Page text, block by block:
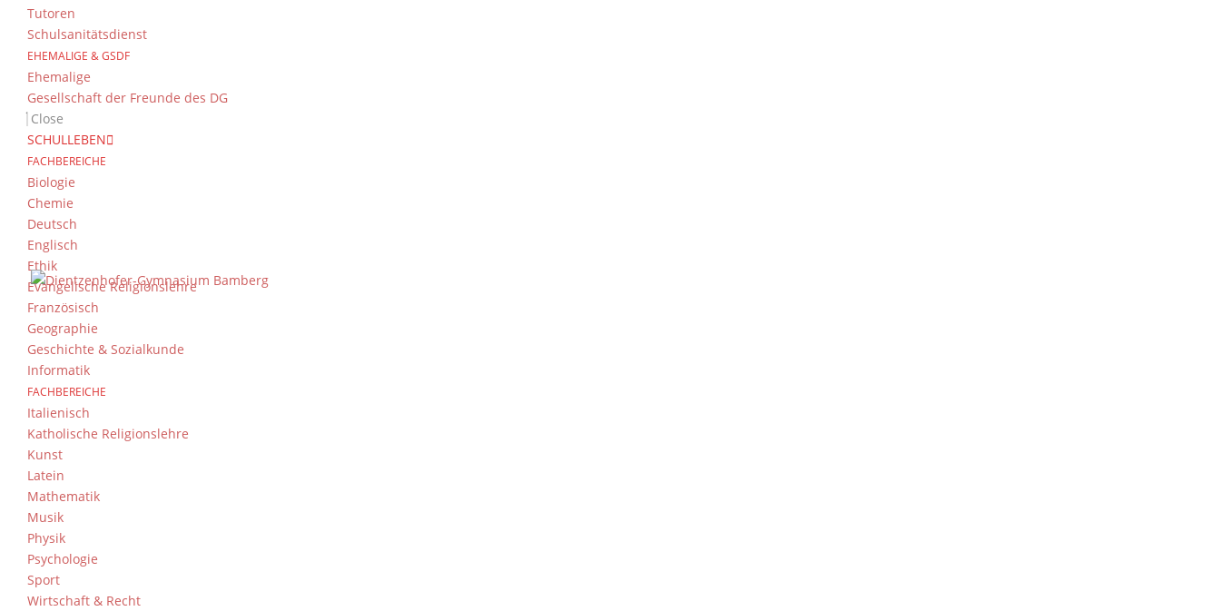
Tutoren
Schulsanitätsdienst
EHEMALIGE & GSDF
Ehemalige
Gesellschaft der Freunde des DG
Close
SCHULLEBEN
FACHBEREICHE
Biologie
Chemie
Deutsch
Englisch
Ethik
Evangelische Religionslehre
Französisch
Geographie
Geschichte & Sozialkunde
Informatik
FACHBEREICHE
Italienisch
Katholische Religionslehre
Kunst
Latein
Mathematik
Musik
Physik
Psychologie
Sport
Wirtschaft & Recht